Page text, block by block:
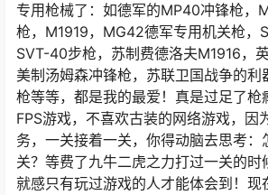
专用枪械了：如德军的MP40冲锋枪，
枪，M1919，MG42德军专用机关枪，
SVT-40步枪，苏制费德洛夫M1916，
美制汤姆森冲锋枪，苏联卫国战争的
枪等等，都是我的最爱！真是过足了枪
FPS游戏，不喜欢古装的网络游戏，因
务，一关接着一关，你得动脑去思考：
关？等费了九牛二虎之力打过一关的时
就感只有玩过游戏的人才能体会到！现